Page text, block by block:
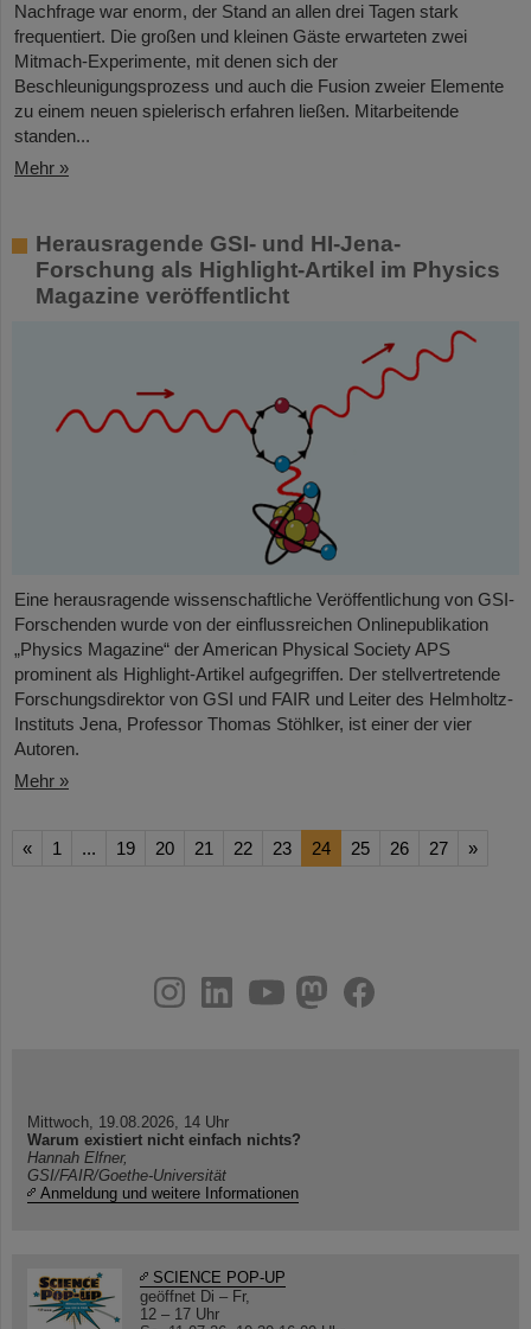
Nachfrage war enorm, der Stand an allen drei Tagen stark
frequentiert. Die großen und kleinen Gäste erwarteten zwei
Mitmach-Experimente, mit denen sich der
Beschleunigungsprozess und auch die Fusion zweier Elemente
zu einem neuen spielerisch erfahren ließen. Mitarbeitende
standen...
Mehr »
Herausragende GSI- und HI-Jena-
Forschung als Highlight-Artikel im Physics
Magazine veröffentlicht
Eine herausragende wissenschaftliche Veröffentlichung von GSI-
Forschenden wurde von der einflussreichen Onlinepublikation
„Physics Magazine“ der American Physical Society APS
prominent als Highlight-Artikel aufgegriffen. Der stellvertretende
Forschungsdirektor von GSI und FAIR und Leiter des Helmholtz-
Instituts Jena, Professor Thomas Stöhlker, ist einer der vier
Autoren.
Mehr »
« 1 ... 19 20 21 22 23 24 25 26 27 »
youtube
helmholtz.social
facebook
Mittwoch, 19.08.2026, 14 Uhr
Warum existiert nicht einfach nichts?
Hannah Elfner,
GSI/FAIR/Goethe-Universität
Anmeldung und weitere Informationen
SCIENCE POP-UP
geöffnet Di – Fr,
12 – 17 Uhr